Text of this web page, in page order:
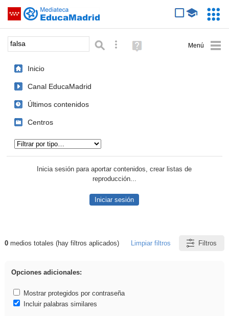
Saltar navegación
Palabra o frase: Búsqueda avanzada
Ayuda
(en
Inicio
Canal EducaMadrid
Últimos contenidos
Centros
Inicia sesión para aportar contenidos, crear listas de
reproducción...
Iniciar sesión
Resultados de: falsa
0medios totales (hay filtros aplicados) Limpiar filtros Filtros
Opciones adicionales:
Mostrar protegidos por contraseña
Incluir palabras similares